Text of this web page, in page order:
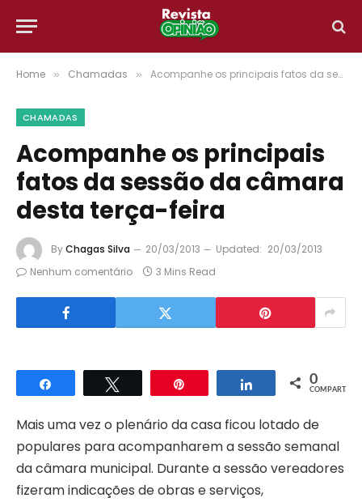
Home » Chamadas » Acompanhe os principais fatos da sessão da câmara desta terça-feira
CHAMADAS
Acompanhe os principais
fatos da sessão da câmara
desta terça-feira
ByChagas Silva 20/03/2013 Updated: 20/03/2013
Nenhum comentário
3 Mins Read
Compartilhar Compartilhar
0
COMPART.
Mais uma vez o plenário da casa ficou lotado de
populares para acompanharem a sessão semanal
da câmara municipal. Durante a sessão vereadores
fizeram indicações de obras e serviços,